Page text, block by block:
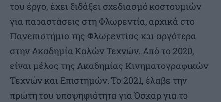
του έργο, έχει διδάξει σχεδιασμό κοστουμιών
για παραστάσεις στη Φλωρεντία, αρχικά στο
Πανεπιστήμιο της Φλωρεντίας και αργότερα
στην Ακαδημία Καλών Τεχνών. Από το 2020,
είναι μέλος της Ακαδημίας Κινηματογραφικών
Τεχνών και Επιστημών. Το 2021, έλαβε την
πρώτη του υποψηφιότητα για Όσκαρ για το